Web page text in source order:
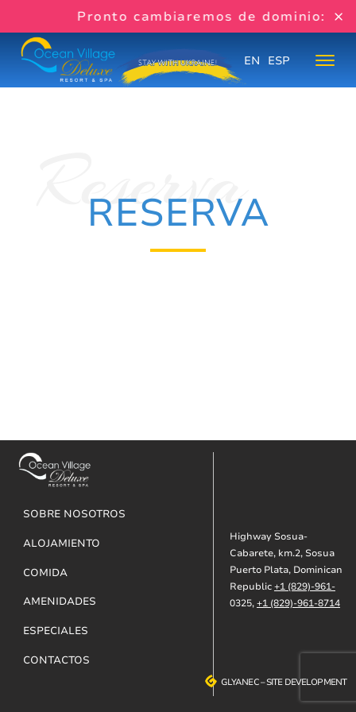
Pronto cambiaremos de dominio:
EN ESP
RESERVA
Footer
SOBRE NOSOTROS
ALOJAMIENTO
COMIDA
AMENIDADES
ESPECIALES
CONTACTOS
Highway Sosua-
Cabarete, km.2, Sosua
Puerto Plata, Dominican
Republic+1 (829)-961-
0325,+1 (829)-961-8714
GLYANEC–SITE DEVELOPMENT
GLYANEC–SITE DEVELOPMENT